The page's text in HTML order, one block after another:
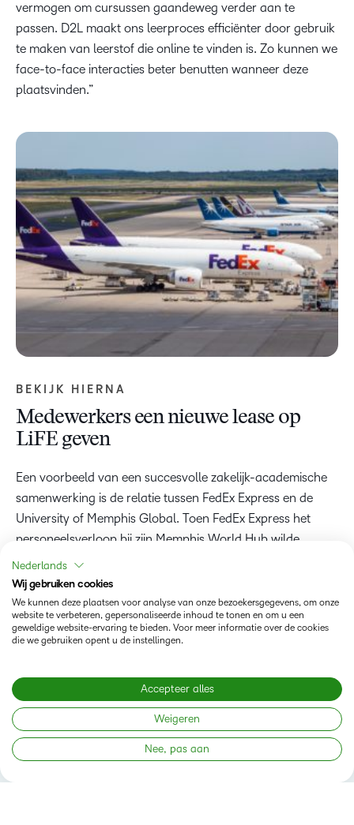
vermogen om cursussen gaandeweg verder aan te
passen. D2L maakt ons leerproces efficiënter door gebruik
te maken van leerstof die online te vinden is. Zo kunnen we
face-to-face interacties beter benutten wanneer deze
plaatsvinden.”
BEKIJK HIERNA
Medewerkers een nieuwe lease op
LiFE geven
Een voorbeeld van een succesvolle zakelijk-academische
samenwerking is de relatie tussen FedEx Express en de
University of Memphis Global. Toen FedEx Express het
personeelsverloop bij zijn Memphis World Hub wilde...
Volg ons
Nederlands
Wij gebruiken cookies
We kunnen deze plaatsen voor analyse van onze bezoekersgegevens, om onze
website te verbeteren, gepersonaliseerde inhoud te tonen en om u een
geweldige website-ervaring te bieden. Voor meer informatie over de cookies
die we gebruiken opent u de instellingen.
Accepteer alles
Weigeren
Nee, pas aan